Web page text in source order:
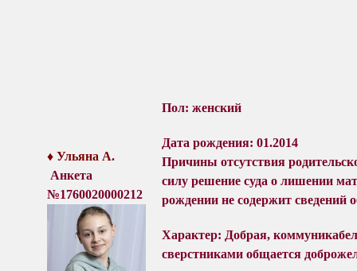
♦ Ульяна А.
Анкета
№1760020000212
Пол: женский
Дата рождения: 01.2014
Причины отсутствия
силу решение суда о лишении
рождении не содержит сведений
Характер: Добрая,
сверстниками общается